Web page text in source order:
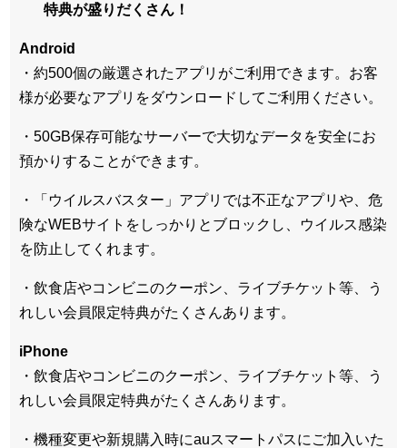
特典が盛りだくさん！
Android
・約500個の厳選されたアプリがご利用できます。お客
様が必要なアプリをダウンロードしてご利用ください。
・50GB保存可能なサーバーで大切なデータを安全にお
預かりすることができます。
・「ウイルスバスター」アプリでは不正なアプリや、危
険なWEBサイトをしっかりとブロックし、ウイルス感染
を防止してくれます。
・飲食店やコンビニのクーポン、ライブチケット等、う
れしい会員限定特典がたくさんあります。
iPhone
・飲食店やコンビニのクーポン、ライブチケット等、う
れしい会員限定特典がたくさんあります。
・機種変更や新規購入時にauスマートパスにご加入いた